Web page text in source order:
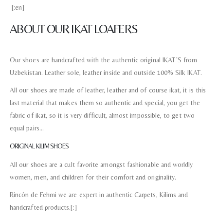
[:en]
ABOUT OUR IKAT LOAFERS
Our shoes are handcrafted with the authentic original IKAT´S from
Uzbekistan. Leather sole, leather inside and outside 100% Silk IKAT.
All our shoes are made of leather, leather and of course ikat, it is this
last material that makes them so authentic and special, you get the
fabric of ikat, so it is very difficult, almost impossible, to get two
equal pairs…
ORIGINAL KILIM SHOES
All our shoes are a cult favorite amongst fashionable and worldly
women, men, and children for their comfort and originality.
Rincón de Fehmi we are expert in authentic Carpets, Kilims and
handcrafted products.[:]
Nombre y apellido*
Correo electronico*